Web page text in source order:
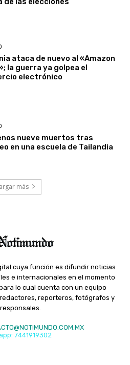
ataca de nuevo al «Amazon
la guerra ya golpea el
electrónico
nueve muertos tras
en una escuela de Tailandia
más
cuya función es difundir noticias
e internacionales en el momento
lo cual cuenta con un equipo
reporteros, fotógrafos y
7441919302